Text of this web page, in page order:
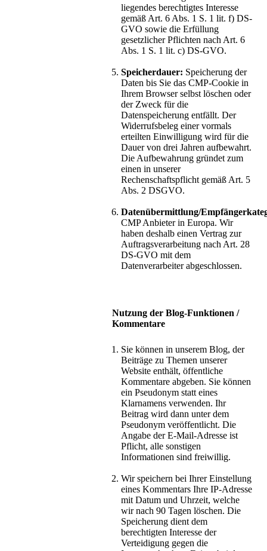
liegendes berechtigtes Interesse
gemäß Art. 6 Abs. 1 S. 1 lit. f) DS-
GVO sowie die Erfüllung
gesetzlicher Pflichten nach Art. 6
Abs. 1 S. 1 lit. c) DS-GVO.
Speicherdauer: Speicherung der
Daten bis Sie das CMP-Cookie in
Ihrem Browser selbst löschen oder
der Zweck für die
Datenspeicherung entfällt. Der
Widerrufsbeleg einer vormals
erteilten Einwilligung wird für die
Dauer von drei Jahren aufbewahrt.
Die Aufbewahrung gründet zum
einen in unserer
Rechenschaftspflicht gemäß Art. 5
Abs. 2 DSGVO.
Datenübermittlung/
CMP Anbieter in Europa. Wir
haben deshalb einen Vertrag zur
Auftragsverarbeitung nach Art. 28
DS-GVO mit dem
Datenverarbeiter abgeschlossen.
Nutzung der Blog-Funktionen /
Kommentare
Sie können in unserem Blog, der
Beiträge zu Themen unserer
Website enthält, öffentliche
Kommentare abgeben. Sie können
ein Pseudonym statt eines
Klarnamens verwenden. Ihr
Beitrag wird dann unter dem
Pseudonym veröffentlicht. Die
Angabe der E-Mail-Adresse ist
Pflicht, alle sonstigen
Informationen sind freiwillig.
Wir speichern bei Ihrer Einstellung
eines Kommentars Ihre IP-Adresse
mit Datum und Uhrzeit, welche
wir nach 90 Tagen löschen. Die
Speicherung dient dem
berechtigten Interesse der
Verteidigung gegen die